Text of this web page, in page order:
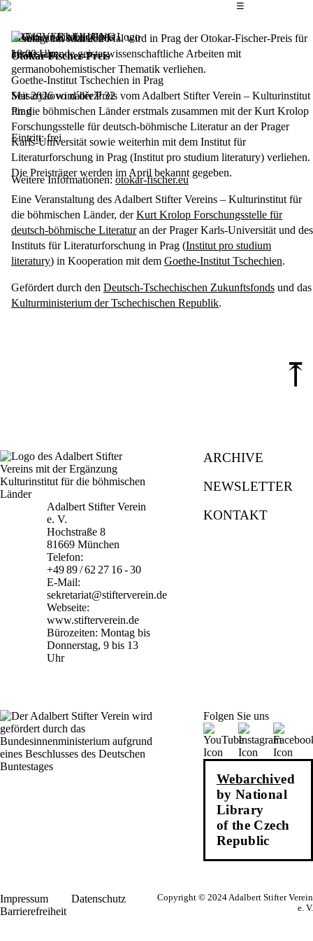
Das
☰
PREISVERLEIHUNG
Otokar-Fischer-Preis
Bereits zum sechsten Mal wird in Prag der Otokar-Fischer-Preis für
herausragende geisteswissenschaftliche Arbeiten mit
germanobohemistischer Thematik verliehen.
Seit 2026 wird der Preis vom Adalbert Stifter Verein – Kulturinstitut
für die böhmischen Länder erstmals zusammen mit der Kurt Krolop
Forschungsstelle für deutsch-böhmische Literatur an der Prager
Karls-Universität sowie weiterhin mit dem Institut für
Literaturforschung in Prag (Institut pro studium literatury) verliehen.
Die Preisträger werden im April bekannt gegeben.
Eine Veranstaltung des Adalbert Stifter Vereins – Kulturinstitut für
die böhmischen Länder, derKurt Krolop Forschungsstelle für
deutsch-böhmische Literaturan der Prager Karls-Universität und des
Instituts für Literaturforschung in Prag (Institut pro studium
literatury) in Kooperation mit dem Goethe-Institut Tschechien.
Gefördert durch den Deutsch-Tschechischen Zukunftsfonds und das
Kulturministerium der Tschechischen Republik.
Montag, 18. Mai 2026
18:00Uhr
Goethe-Institut Tschechien in Prag
Masarykovo nábřeží 32
Prag
Eintritt: frei
Weitere Informationen: otokar-fischer.eu
⤒
Adalbert Stifter Verein
e. V.
Hochstraße 8
81669 München
Telefon:
+49 89 / 62 27 16 - 30
E-Mail:
sekretariat@stifterverein.de
Webseite:
www.stifterverein.de
Bürozeiten: Montag bis
Donnerstag, 9 bis 13
Uhr
ARCHIVE
NEWSLETTER
KONTAKT
Folgen Sie uns
Webarchived
by National
Library
of the Czech
Republic
Impressum
Datenschutz
Barrierefreiheit
Copyright © 2024 Adalbert Stifter Verein
e. V.